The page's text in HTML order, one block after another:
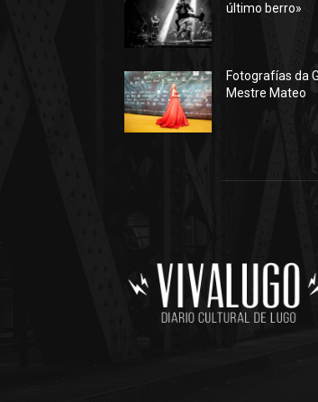
último berro»
Fotografías da
Mestre Mateo